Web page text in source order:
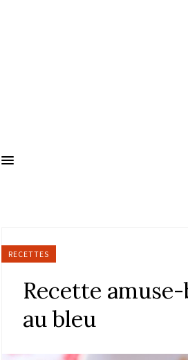
RECETTES
Recette
au bleu